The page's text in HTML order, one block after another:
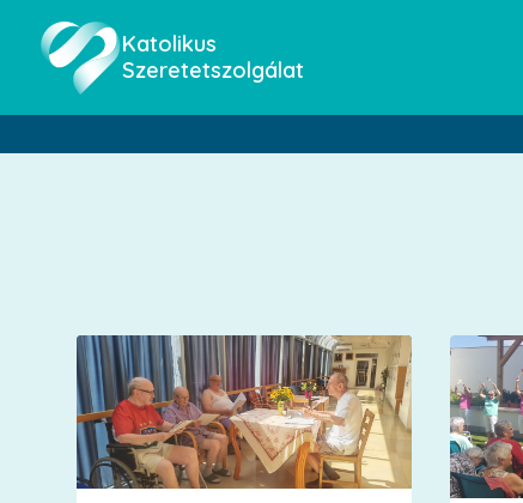
Katolikus
Szeretetszolgálat